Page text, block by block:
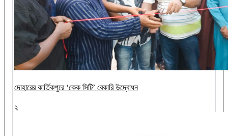
দোহারের কার্তিকপুরে ‘কেক সিটি’ বেকারি উদ্বোধন
২